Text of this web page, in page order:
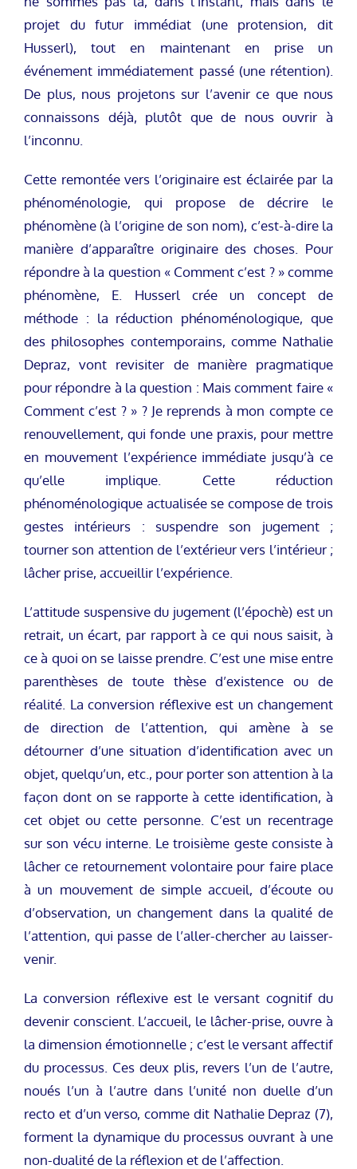
projet du futur immédiat (une protension, dit
Husserl), tout en maintenant en prise un
événement immédiatement passé (une rétention).
De plus, nous projetons sur l’avenir ce que nous
connaissons déjà, plutôt que de nous ouvrir à
l’inconnu.
Cette remontée vers l’originaire est éclairée par la
phénoménologie, qui propose de décrire le
phénomène (à l’origine de son nom), c’est-à-dire la
manière d’apparaître originaire des choses. Pour
répondre à la question « Comment c’est ? » comme
phénomène, E. Husserl crée un concept de
méthode : la réduction phénoménologique, que
des philosophes contemporains, comme Nathalie
Depraz, vont revisiter de manière pragmatique
pour répondre à la question : Mais comment faire «
Comment c’est ? » ? Je reprends à mon compte ce
renouvellement, qui fonde une praxis, pour mettre
en mouvement l’expérience immédiate jusqu’à ce
qu’elle implique. Cette réduction
phénoménologique actualisée se compose de trois
gestes intérieurs : suspendre son jugement ;
tourner son attention de l’extérieur vers l’intérieur ;
lâcher prise, accueillir l’expérience.
L’attitude suspensive du jugement (l’épochè) est un
retrait, un écart, par rapport à ce qui nous saisit, à
ce à quoi on se laisse prendre. C’est une mise entre
parenthèses de toute thèse d’existence ou de
réalité. La conversion réflexive est un changement
de direction de l’attention, qui amène à se
détourner d’une situation d’identification avec un
objet, quelqu’un, etc., pour porter son attention à la
façon dont on se rapporte à cette identification, à
cet objet ou cette personne. C’est un recentrage
sur son vécu interne. Le troisième geste consiste à
lâcher ce retournement volontaire pour faire place
à un mouvement de simple accueil, d’écoute ou
d’observation, un changement dans la qualité de
l’attention, qui passe de l’aller-chercher au laisser-
venir.
La conversion réflexive est le versant cognitif du
devenir conscient. L’accueil, le lâcher-prise, ouvre à
la dimension émotionnelle ; c’est le versant affectif
du processus. Ces deux plis, revers l’un de l’autre,
noués l’un à l’autre dans l’unité non duelle d’un
recto et d’un verso, comme dit Nathalie Depraz (7),
forment la dynamique du processus ouvrant à une
non-dualité de la réflexion et de l’affection.